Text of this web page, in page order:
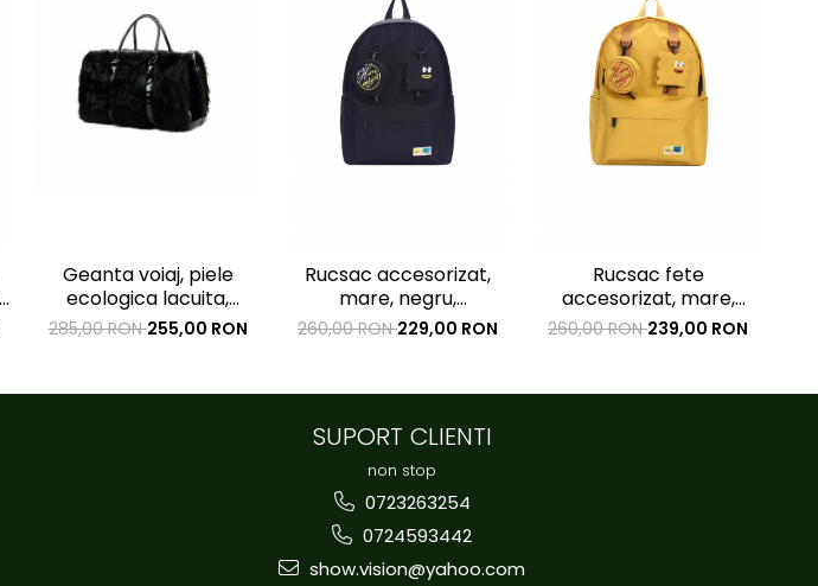
Geanta voiaj, piele
ecologica lacuita,
neagra, cu blanita,
43x33x23 cm
285,00 RON255,00 RON
Rucsac accesorizat,
mare, negru,
impermeabil,
300x150x400mm
260,00 RON229,00 RON
Rucsac fete
accesorizat, mare,
galben, impermeabil,
300x150x400mm
260,00 RON239,00 RON
SUPORT CLIENTI
non stop
0723263254
0724593442
show.vision@yahoo.com